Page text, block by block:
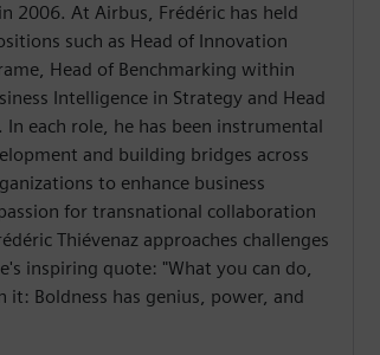
2006. At Airbus, Frédéric has held
such as Head of Innovation
Head of Benchmarking within
Intelligence in Strategy and Head
In each role, he has been instrumental
and building bridges across
to enhance business
for transnational collaboration
Thiévenaz approaches challenges
inspiring quote: "What you can do,
it: Boldness has genius, power, and